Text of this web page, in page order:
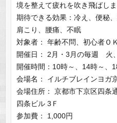
境を整えて疲れを吹き飛ばし
期待できる効果：冷え、便秘
肩こり、腰痛、不眠
対象者： 年齢不問、初心者Ｏ
開催日： 2月・3月の毎週 火
開催時間：10時～、14時～、
会場名： イルチブレインヨガ
会場住所： 京都市下京区四条
四条ビル 3Ｆ
参加費： 1,000円